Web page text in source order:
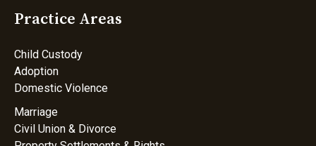
Practice Areas
Child Custody
Adoption
Domestic Violence
Marriage
Civil Union & Divorce